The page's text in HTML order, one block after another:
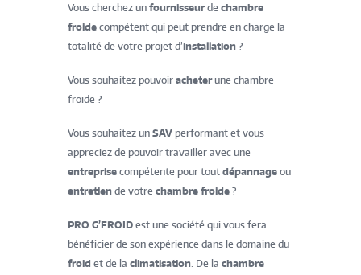
Vous cherchez un fournisseurde chambre
froide compétent qui peut prendre en charge la
totalité de votre projet d’installation ?
Vous souhaitez pouvoir acheterune chambre
froide ?
Vous souhaitez un SAV performant et vous
appreciez de pouvoir travailler avec une
entreprise compétente pour tout dépannage ou
entretien de votre chambre froide ?
PRO G’FROID est une société qui vous fera
bénéficier de son expérience dans le domaine du
froid et de la climatisation . De la chambre